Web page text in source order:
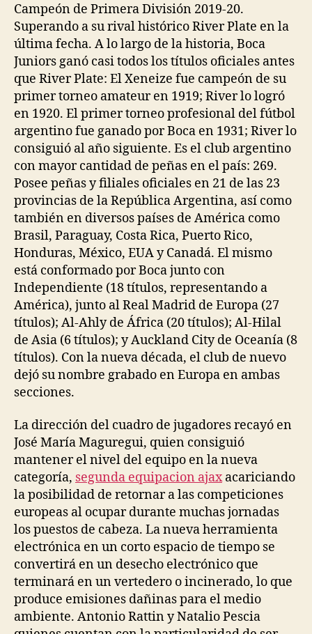
Campeón de Primera División 2019-20.
Superando a su rival histórico River Plate en la
última fecha. A lo largo de la historia, Boca
Juniors ganó casi todos los títulos oficiales antes
que River Plate: El Xeneize fue campeón de su
primer torneo amateur en 1919; River lo logró
en 1920. El primer torneo profesional del fútbol
argentino fue ganado por Boca en 1931; River lo
consiguió al año siguiente. Es el club argentino
con mayor cantidad de peñas en el país: 269.
Posee peñas y filiales oficiales en 21 de las 23
provincias de la República Argentina, así como
también en diversos países de América como
Brasil, Paraguay, Costa Rica, Puerto Rico,
Honduras, México, EUA y Canadá. El mismo
está conformado por Boca junto con
Independiente (18 títulos, representando a
América), junto al Real Madrid de Europa (27
títulos); Al-Ahly de África (20 títulos); Al-Hilal
de Asia (6 títulos); y Auckland City de Oceanía (8
títulos). Con la nueva década, el club de nuevo
dejó su nombre grabado en Europa en ambas
secciones.
La dirección del cuadro de jugadores recayó en
José María Maguregui, quien consiguió
mantener el nivel del equipo en la nueva
categoría, segunda equipacion ajaxacariciando
la posibilidad de retornar a las competiciones
europeas al ocupar durante muchas jornadas
los puestos de cabeza. La nueva herramienta
electrónica en un corto espacio de tiempo se
convertirá en un desecho electrónico que
terminará en un vertedero o incinerado, lo que
produce emisiones dañinas para el medio
ambiente. Antonio Rattin y Natalio Pescia